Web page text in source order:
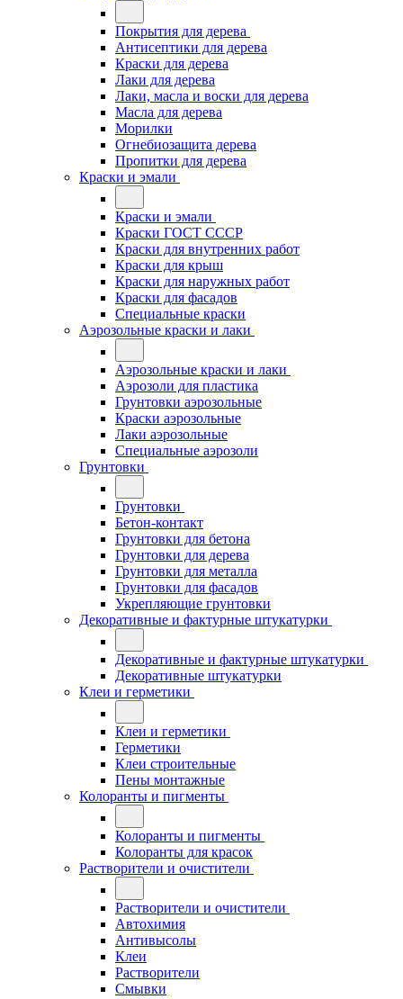
Покрытия для дерева
Антисептики для дерева
Краски для дерева
Лаки для дерева
Лаки, масла и воски для дерева
Масла для дерева
Морилки
Огнебиозащита дерева
Пропитки для дерева
Краски и эмали
Краски и эмали
Краски ГОСТ СССР
Краски для внутренних работ
Краски для крыш
Краски для наружных работ
Краски для фасадов
Специальные краски
Аэрозольные краски и лаки
Аэрозольные краски и лаки
Аэрозоли для пластика
Грунтовки аэрозольные
Краски аэрозольные
Лаки аэрозольные
Специальные аэрозоли
Грунтовки
Грунтовки
Бетон-контакт
Грунтовки для бетона
Грунтовки для дерева
Грунтовки для металла
Грунтовки для фасадов
Укрепляющие грунтовки
Декоративные и фактурные штукатурки
Декоративные и фактурные штукатурки
Декоративные штукатурки
Клеи и герметики
Клеи и герметики
Герметики
Клеи строительные
Пены монтажные
Колоранты и пигменты
Колоранты и пигменты
Колоранты для красок
Растворители и очистители
Растворители и очистители
Автохимия
Антивысолы
Клеи
Растворители
Смывки